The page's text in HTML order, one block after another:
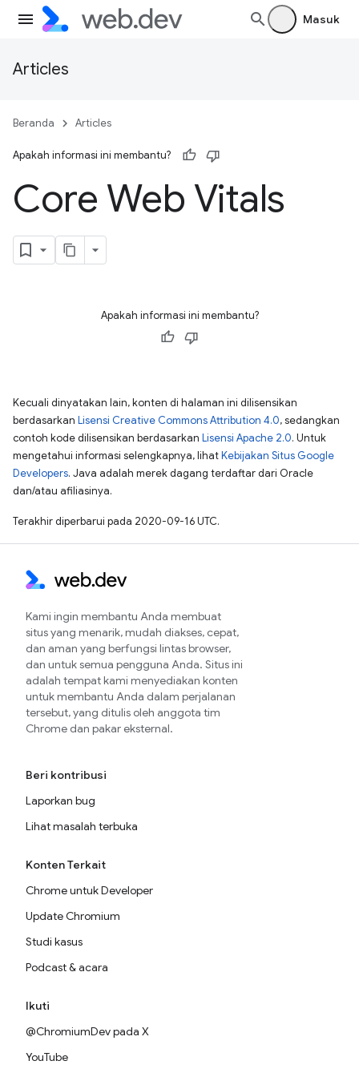
Masuk
Articles
Beranda Articles
Apakah informasi ini membantu?
Core Web Vitals
Apakah informasi ini membantu?
Kecuali dinyatakan lain, konten di halaman ini dilisensikan
berdasarkan Lisensi Creative Commons Attribution 4.0, sedangkan
contoh kode dilisensikan berdasarkan Lisensi Apache 2.0. Untuk
mengetahui informasi selengkapnya, lihatKebijakan Situs Google
Developers. Java adalah merek dagang terdaftar dari Oracle
dan/atau afiliasinya.
Terakhir diperbarui pada 2020-09-16 UTC.
Kami ingin membantu Anda membuat
situs yang menarik, mudah diakses, cepat,
dan aman yang berfungsi lintas browser,
dan untuk semua pengguna Anda. Situs ini
adalah tempat kami menyediakan konten
untuk membantu Anda dalam perjalanan
tersebut, yang ditulis oleh anggota tim
Chrome dan pakar eksternal.
Beri kontribusi
Laporkan bug
Lihat masalah terbuka
Konten Terkait
Chrome untuk Developer
Update Chromium
Studi kasus
Podcast & acara
Ikuti
@ChromiumDev pada X
YouTube